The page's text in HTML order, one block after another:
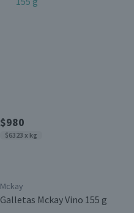
$980
$6323 x kg
Mckay
Galletas Mckay Vino 155 g